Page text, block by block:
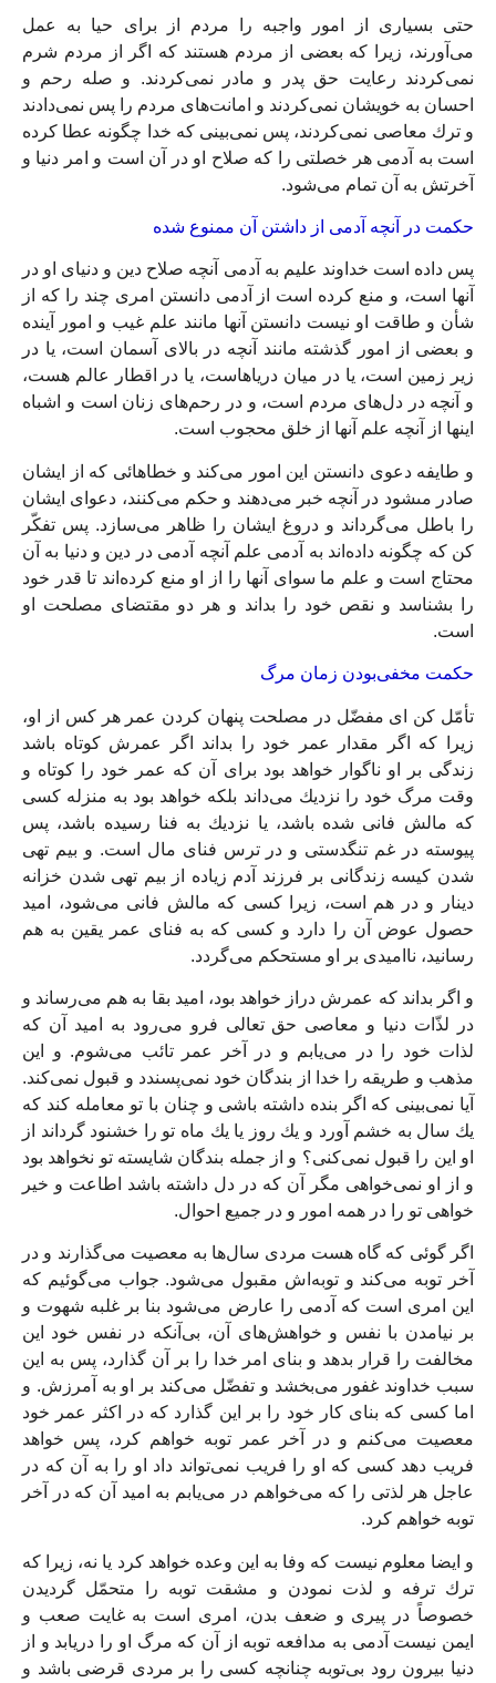
حتى بسيارى از امور واجبه را مردم از براى حيا به عمل
مى‏‌آورند، زيرا كه بعضى از مردم هستند كه اگر از مردم شرم
نمى‏‌كردند رعايت حق پدر و مادر نمى‏‌كردند. و صله رحم و
احسان به خويشان نمى‏‌كردند و امانت‏‌هاى مردم را پس نمى‌‏دادند
و ترك معاصى نمى‏‌كردند، پس نمى‌‏بينى كه خدا چگونه عطا كرده
است به آدمى هر خصلتى را كه صلاح او در آن است و امر دنيا و
آخرتش به آن تمام مى‏‌شود.
حكمت در آنچه آدمى از داشتن آن ممنوع شده‏
پس داده است خداوند عليم به آدمى آنچه صلاح دين و دنياى او در
آنها است، و منع كرده است از آدمى دانستن امرى چند را كه از
شأن و طاقت او نيست دانستن آنها مانند علم غيب و امور آينده
و بعضى از امور گذشته مانند آنچه در بالاى آسمان است، يا در
زير زمين است، يا در ميان درياهاست، يا در اقطار عالم هست،
و آنچه در دل‌هاى مردم است، و در رحم‌هاى زنان است و اشباه
اينها از آنچه علم آنها از خلق محجوب است.
و طايفه دعوى دانستن اين امور مى‏‌كند و خطاهائى كه از ايشان
صادر مى‏شود در آنچه خبر مى‌‏دهند و حكم مى‏‌كنند، دعواى ايشان
را باطل مى‏‌گرداند و دروغ ايشان را ظاهر مى‏‌سازد. پس تفكّر
كن كه چگونه داده‏‌اند به آدمى علم آنچه آدمى در دين و دنيا به آن
محتاج است و علم ما سواى آنها را از او منع كرده‏‌اند تا قدر خود
را بشناسد و نقص خود را بداند و هر دو مقتضاى مصلحت او
است.
حكمت مخفى‌بودن زمان مرگ
تأمّل كن اى مفضّل در مصلحت پنهان كردن عمر هر كس از او،
زيرا كه اگر مقدار عمر خود را بداند اگر عمرش كوتاه باشد
زندگى بر او ناگوار خواهد بود براى آن كه عمر خود را كوتاه و
وقت مرگ خود را نزديك مى‏‌داند بلكه خواهد بود به منزله كسى
كه مالش فانى شده باشد، يا نزديك به فنا رسيده باشد، پس
پيوسته در غم تنگدستى و در ترس فناى مال است. و بيم تهى
شدن كيسه زندگانى بر فرزند آدم زياده از بيم تهى شدن خزانه
دينار و در هم است، زيرا كسى كه مالش فانى مى‏‌شود، اميد
حصول عوض آن را دارد و كسى كه به فناى عمر يقين به هم
رسانيد، نااميدى بر او مستحكم مى‏‌گردد.
و اگر بداند كه عمرش دراز خواهد بود، اميد بقا به هم مى‏‌رساند و
در لذّات دنيا و معاصى حق تعالى فرو مى‏‌رود به اميد آن كه
لذات خود را در مى‏‌يابم و در آخر عمر تائب مى‌‏شوم. و اين
مذهب و طريقه را خدا از بندگان خود نمى‏‌پسندد و قبول نمى‏‌كند.
آيا نمى‌‏بينى كه اگر بنده داشته باشى و چنان با تو معامله كند كه
يك سال به خشم آورد و يك روز يا يك ماه تو را خشنود گرداند از
او اين را قبول نمى‏‌كنى؟ و از جمله بندگان شايسته تو نخواهد بود
و از او نمى‏‌خواهى مگر آن كه در دل داشته باشد اطاعت و خير
خواهى تو را در همه امور و در جميع احوال.
اگر گوئى كه گاه هست مردى سال‌ها به معصيت مى‏‌گذارند و در
آخر توبه مى‏‌كند و توبه‌‏اش مقبول مى‌‏شود. جواب مى‏‌گوئيم كه
اين امرى است كه آدمى را عارض مى‏‌شود بنا بر غلبه شهوت و
بر نيامدن با نفس و خواهش‌هاى آن، بى‏‌آنكه در نفس خود اين
مخالفت را قرار بدهد و بناى امر خدا را بر آن گذارد، پس به اين
سبب خداوند غفور مى‏‌بخشد و تفضّل مى‏‌كند بر او به آمرزش. و
اما كسى كه بناى كار خود را بر اين گذارد كه در اكثر عمر خود
معصيت مى‏‌كنم و در آخر عمر توبه خواهم كرد، پس خواهد
فريب دهد كسى كه او را فريب نمى‏‌تواند داد او را به آن كه در
عاجل هر لذتى را كه مى‏‌خواهم در مى‌‏يابم به اميد آن كه در آخر
توبه خواهم كرد.
و ايضا معلوم نيست كه وفا به اين وعده خواهد كرد يا نه، زيرا كه
ترك ترفه و لذت نمودن و مشقت توبه را متحمّل گرديدن
خصوصاً در پيرى و ضعف بدن، امرى است به غايت صعب و
ايمن نيست آدمى به مدافعه توبه از آن كه مرگ او را دريابد و از
دنيا بيرون رود بى‏‌توبه چنانچه كسى را بر مردى قرضى باشد و